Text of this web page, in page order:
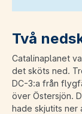
Två
Catalinaplanet
det sköts ned.
DC-3:a från
över Östersjön.
hade skjutits ner